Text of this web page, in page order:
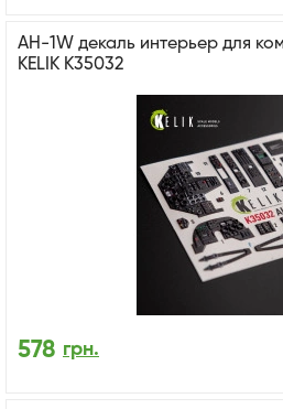
AH-1W декаль интерьер для
KELIK K35032
578 грн.